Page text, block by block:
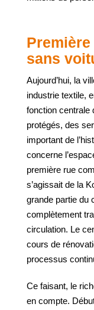
sans
Aujourd’hui, la
industrie textile,
fonction centrale
protégés, des
important de
concerne
première rue
s’agissait de la
grande partie du
complètement
circulation. Le
cours de
processus
Ce faisant, le
en compte.